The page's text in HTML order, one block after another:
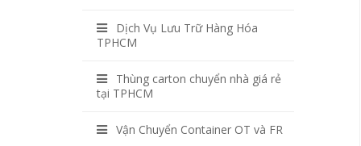
Dịch Vụ Lưu Trữ Hàng Hóa
TPHCM
Thùng carton chuyển nhà giá rẻ
tại TPHCM
Vận Chuyển Container OT và FR